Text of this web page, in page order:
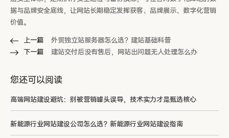
据与品牌安全底线，让网站长期稳定发挥获客、品牌展示、数字化营销
价值。
上一篇
外贸独立站服务器怎么选？建站基础科普
下一篇
建站交付后没有售后，网站出问题无人处理怎么办
您还可以阅读
高端网站建设避坑：别被营销噱头误导，技术实力才是甄选核心
新能源行业网站建设公司怎么选？新能源行业网站建设指南